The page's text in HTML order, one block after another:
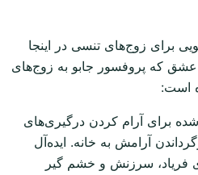
برای زوج‌های تنسی در اینجا
که پروفسور جابو به زوج‌های
است:
برای آرام کردن درگیری‌های
آرامش به خانه. ایده‌آل
فریاد، سرزنش و خشم گیر